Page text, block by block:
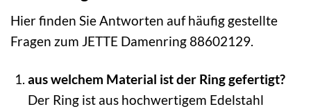
Hier finden Sie Antworten auf häufig gestellte
Fragen zum JETTE Damenring 88602129.
aus welchem Material ist der Ring gefertigt?
Der Ring ist aus hochwertigem Edelstahl